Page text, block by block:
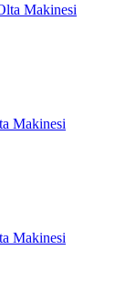
Makinesi
Makinesi
Makinesi